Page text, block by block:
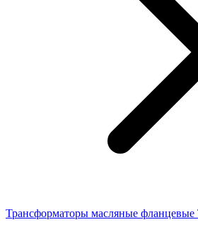
Трансформаторы масляные